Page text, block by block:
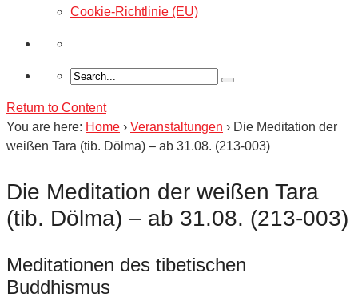
Cookie-Richtlinie (EU)
Return to Content
You are here: Home › Veranstaltungen › Die Meditation der
weißen Tara (tib. Dölma) – ab 31.08. (213-003)
Die Meditation der weißen Tara
(tib. Dölma) – ab 31.08. (213-003)
Meditationen des tibetischen
Buddhismus